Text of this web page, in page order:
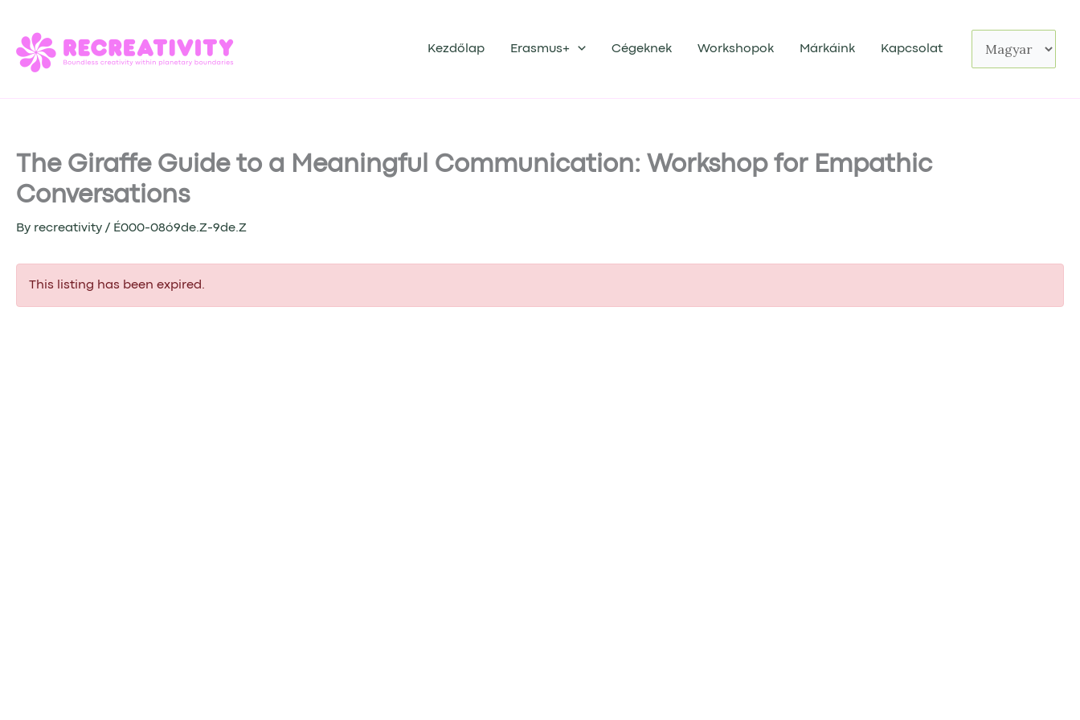
content
Kezdőlap Erasmus+ Cégeknek Workshopok Márkáink Kapcsolat
kiválasztása
The Giraffe Guide to a Meaningful Communication: Workshop for Empathic
Conversations
By recreativity / É000-08ó9de.Z-9de.Z
This listing has been expired.